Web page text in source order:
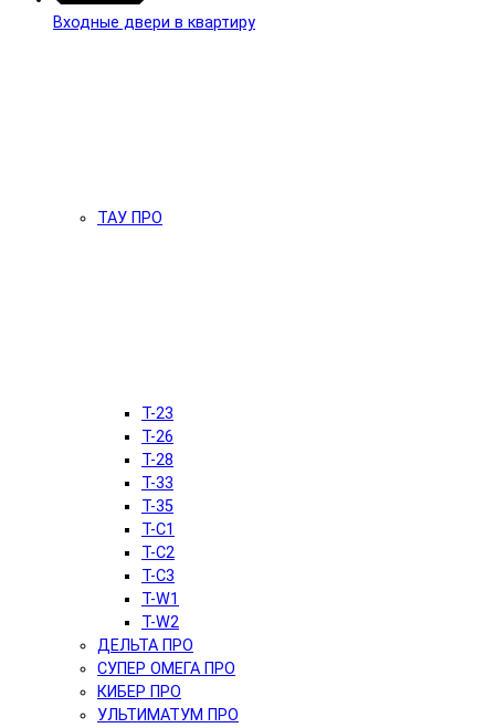
Входные двери в квартиру
ТАУ ПРО
T-23
T-26
T-28
T-33
T-35
T-C1
T-C2
T-C3
T-W1
T-W2
ДЕЛЬТА ПРО
СУПЕР ОМЕГА ПРО
КИБЕР ПРО
УЛЬТИМАТУМ ПРО